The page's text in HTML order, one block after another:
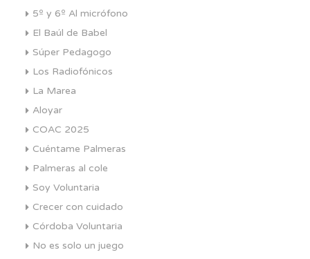
5º y 6º Al micrófono
El Baúl de Babel
Súper Pedagogo
Los Radiofónicos
La Marea
Aloyar
COAC 2025
Cuéntame Palmeras
Palmeras al cole
Soy Voluntaria
Crecer con cuidado
Córdoba Voluntaria
No es solo un juego